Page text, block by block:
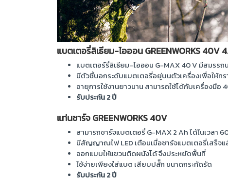
แบตเตอรี่ลิเธียม-ไอออน GREENWORKS 40V
แบตเตอร์รี่ลิเธียม-ไอออน G-MAX 40 V มีสมรร
มีตัวชี้บอกระดับแบตเตอรี่อยู่บนตัวเครื่องเพื่อให้ท
อายุการใช้งานยาวนาน สามารถใช้ได้กับเครื่องมือ
รับประกัน 2 ปี
แท่นชาร์จ GREENWORKS 40V
สามารถชาร์จแบตเตอรี่ G-MAX 2 Ah ได้ในเวลา
มีสัญญาณไฟ LED เตือนเมื่อชาร์จแบตเตอรี่เสร็จแ
ออกแบบให้แขวนติดผนังได้ จึงประหยัดพื้นที่
ใช้ง่ายเพียงใส่แบต เสียบปลั๊ก ขนาดกระทัดรัด
รับประกัน 2 ปี